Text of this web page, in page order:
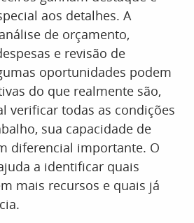
aos detalhes. A
de orçamento,
e revisão de
oportunidades podem
do que realmente são,
verificar todas as condições
sua capacidade de
diferencial importante. O
a identificar quais
mais recursos e quais já